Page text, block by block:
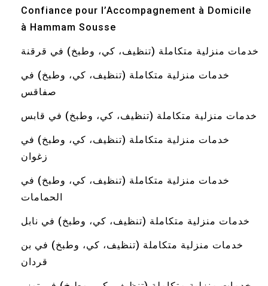
Confiance pour l’Accompagnement à Domicile
à Hammam Sousse
خدمات منزلية متكاملة (تنظيف، كي، وطبخ) في قرقنة
خدمات منزلية متكاملة (تنظيف، كي، وطبخ) في
صفاقس
خدمات منزلية متكاملة (تنظيف، كي، وطبخ) في قابس
خدمات منزلية متكاملة (تنظيف، كي، وطبخ) في
زغوان
خدمات منزلية متكاملة (تنظيف، كي، وطبخ) في
الحمامات
خدمات منزلية متكاملة (تنظيف، كي، وطبخ) في نابل
خدمات منزلية متكاملة (تنظيف، كي، وطبخ) في بن
قردان